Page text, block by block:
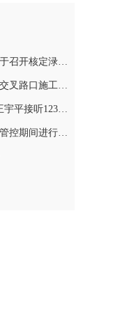
株洲市渌口区发展和改革局关于召开核定渌口区农村管道天然气 （LNG）配气价格听证会公告
关于渌口区渌枫大道与湖水路交叉路口施工期间进行交通管制的通告
7月22日，渌口区教育局局长王宇平接听12345热线
关于渌口区龙潭镇光明桥危桥管控期间进行交通管制的通告！